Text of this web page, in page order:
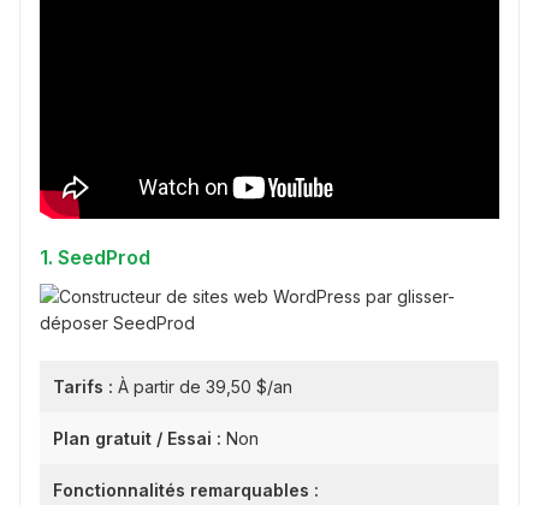
1. SeedProd
Tarifs : À partir de 39,50 $/an
Plan gratuit / Essai : Non
Fonctionnalités remarquables :